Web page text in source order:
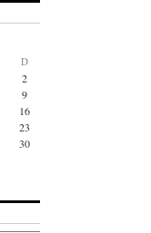
D
2
9
16
23
30